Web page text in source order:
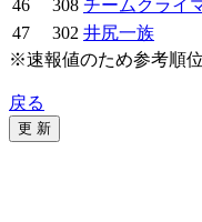
46
308 チームクライ
47
302 井尻一族
※速報値のため参考順
戻る